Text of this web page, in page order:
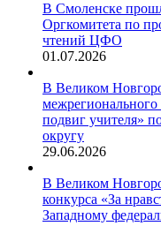
В Смоленске
Оргкомитета по
чтений ЦФО
01.07.2026
В Великом
межрегионального
подвиг учителя»
округу
29.06.2026
В Великом
конкурса «За
Западному